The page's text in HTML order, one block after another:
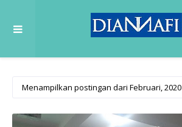
Menampilkan postingan dari Februari, 2020